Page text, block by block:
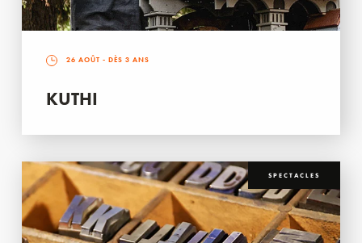
26 AOÛT - DÈS 3 ANS
KUTHI
SPECTACLES